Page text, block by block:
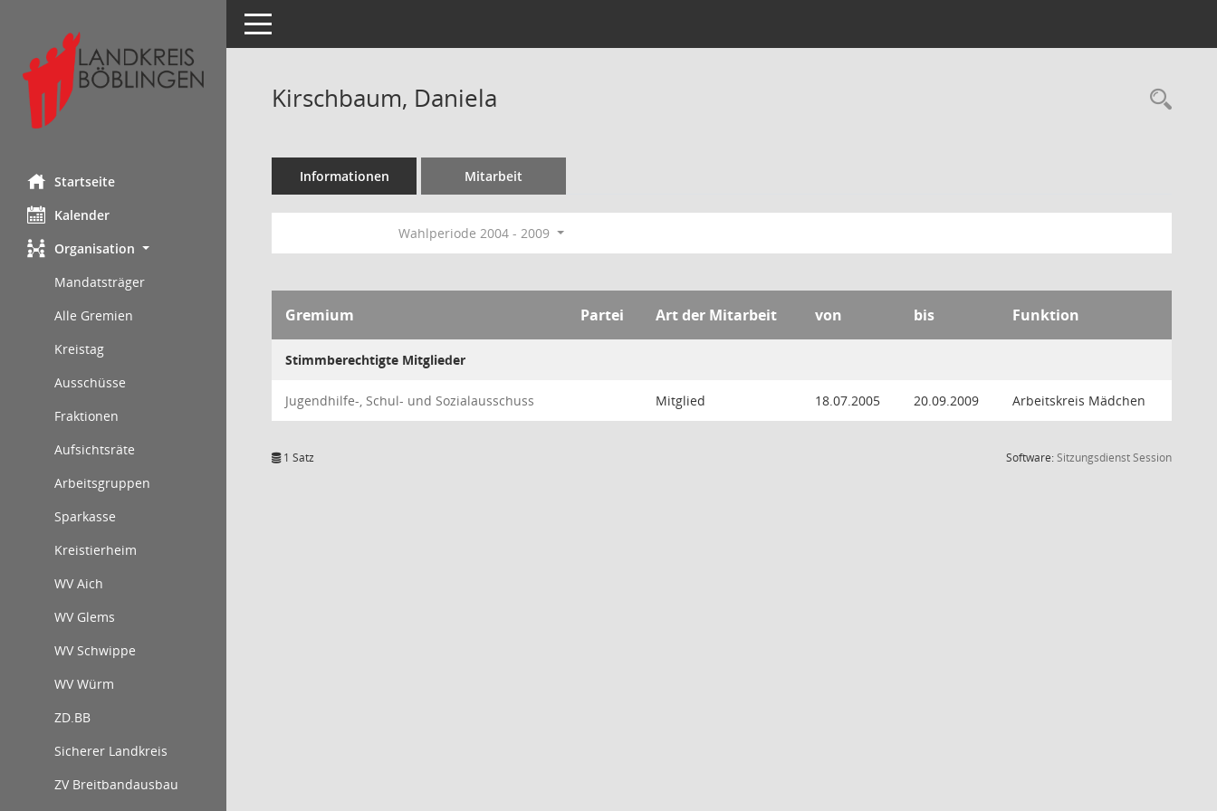
Startseite
Kalender
Organisation
Mandatsträger
Alle Gremien
Kreistag
Ausschüsse
Fraktionen
Aufsichtsräte
Arbeitsgruppen
Sparkasse
Kreistierheim
WV Aich
WV Glems
WV Schwippe
WV Würm
ZD.BB
Sicherer Landkreis
ZV Breitbandausbau
Toggle navigation
Kirschbaum, Daniela
Informationen Mitarbeit
Wahlperiode 2004 - 2009
Gremium Partei Art der Mitarbeit von bis Funktion
Stimmberechtigte Mitglieder
Jugendhilfe-, Schul- und Sozialausschuss Mitglied 18.07.2005 20.09.2009 Arbeitskreis Mädchen
1 Satz Software:SitzungsdienstSession(Wird in